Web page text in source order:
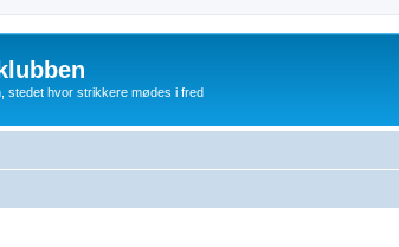
stedet hvor strikkere mødes i fred